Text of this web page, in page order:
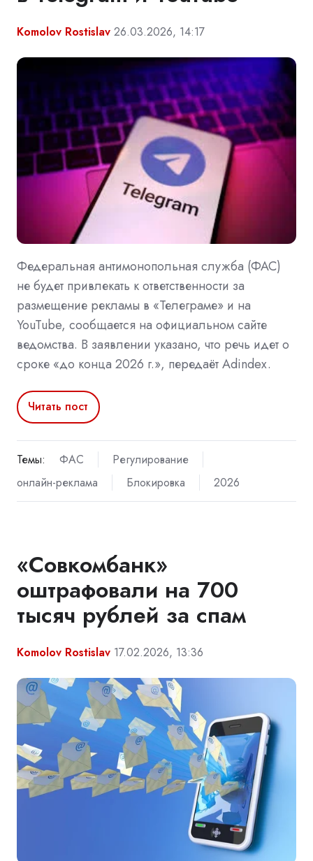
Komolov Rostislav 26.03.2026, 14:17
Федеральная антимонопольная служба (ФАС)
не будет привлекать к ответственности за
размещение рекламы в «Телеграме» и на
YouTube, сообщается на официальном сайте
ведомства. В заявлении указано, что речь идет о
сроке «до конца 2026 г.», передаёт Adindex.
Читать пост
Темы: ФАС
Регулирование
онлайн-реклама
Блокировка 2026
«Совкомбанк»
оштрафовали на 700
тысяч рублей за спам
Komolov Rostislav 17.02.2026, 13:36